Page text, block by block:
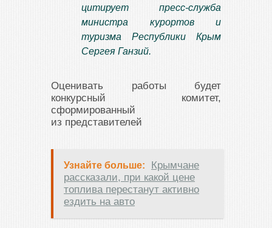
цитирует пресс-служба
министра курортов и
туризма Республики Крым
Сергея Ганзий.
Оценивать работы будет
конкурсный комитет,
сформированный
из представителей
Узнайте больше:
Крымчане
рассказали, при какой цене
топлива перестанут активно
ездить на авто